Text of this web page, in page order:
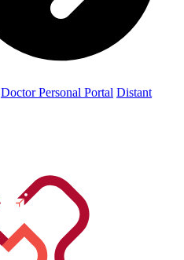
Doctor Personal Portal Distant